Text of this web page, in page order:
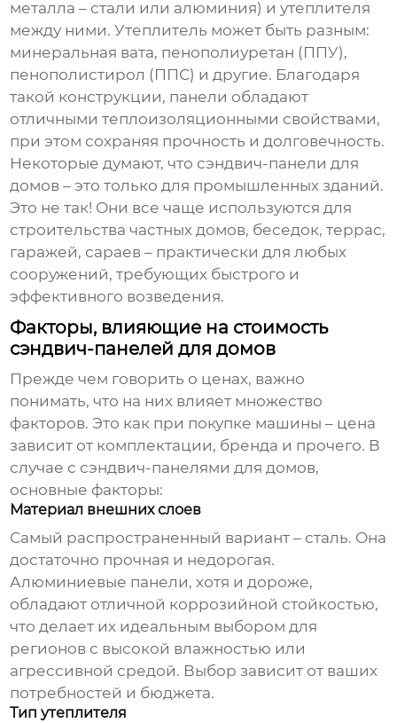
металла – стали или алюминия) и утеплителя
между ними. Утеплитель может быть разным:
минеральная вата, пенополиуретан (ППУ),
пенополистирол (ППС) и другие. Благодаря
такой конструкции, панели обладают
отличными теплоизоляционными свойствами,
при этом сохраняя прочность и долговечность.
Некоторые думают, что сэндвич-панели для
домов – это только для промышленных зданий.
Это не так! Они все чаще используются для
строительства частных домов, беседок, террас,
гаражей, сараев – практически для любых
сооружений, требующих быстрого и
эффективного возведения.
Факторы, влияющие на стоимость
сэндвич-панелей для домов
Прежде чем говорить о ценах, важно
понимать, что на них влияет множество
факторов. Это как при покупке машины – цена
зависит от комплектации, бренда и прочего. В
случае с сэндвич-панелями для домов,
основные факторы:
Материал внешних слоев
Самый распространенный вариант – сталь. Она
достаточно прочная и недорогая.
Алюминиевые панели, хотя и дороже,
обладают отличной коррозийной стойкостью,
что делает их идеальным выбором для
регионов с высокой влажностью или
агрессивной средой. Выбор зависит от ваших
потребностей и бюджета.
Тип утеплителя